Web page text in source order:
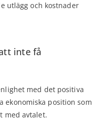
utlägg och kostnader
inte få
med det positiva
ekonomiska position som
med avtalet.